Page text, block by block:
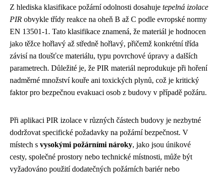
Z hlediska klasifikace požární odolnosti dosahuje tepelná izolace
PIR obvykle třídy reakce na oheň B až C podle evropské normy
EN 13501-1. Tato klasifikace znamená, že materiál je hodnocen
jako těžce hořlavý až středně hořlavý, přičemž konkrétní třída
závisí na tloušťce materiálu, typu povrchové úpravy a dalších
parametrech. Důležité je, že PIR materiál neprodukuje při hoření
nadměrné množství kouře ani toxických plynů, což je kritický
faktor pro bezpečnou evakuaci osob z budovy v případě požáru.
Při aplikaci PIR izolace v různých částech budovy je nezbytné
dodržovat specifické požadavky na požární bezpečnost. V
místech s vysokými požárními nároky, jako jsou únikové
cesty, společné prostory nebo technické místnosti, může být
vyžadováno použití dodatečných požárních bariér nebo